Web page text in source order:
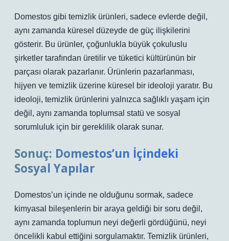
Domestos gibi temizlik ürünleri, sadece evlerde değil,
aynı zamanda küresel düzeyde de güç ilişkilerini
gösterir. Bu ürünler, çoğunlukla büyük çokuluslu
şirketler tarafından üretilir ve tüketici kültürünün bir
parçası olarak pazarlanır. Ürünlerin pazarlanması,
hijyen ve temizlik üzerine küresel bir ideoloji yaratır. Bu
ideoloji, temizlik ürünlerini yalnızca sağlıklı yaşam için
değil, aynı zamanda toplumsal statü ve sosyal
sorumluluk için bir gereklilik olarak sunar.
Sonuç: Domestos’un İçindeki
Sosyal Yapılar
Domestos’un içinde ne olduğunu sormak, sadece
kimyasal bileşenlerin bir araya geldiği bir soru değil,
aynı zamanda toplumun neyi değerli gördüğünü, neyi
öncelikli kabul ettiğini sorgulamaktır. Temizlik ürünleri,